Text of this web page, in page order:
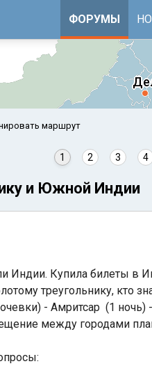
ФОРУМЫ
море
маршрут
1 2 3 4
и Южной Индии
Купила билеты в
треугольнику, кто
- Амритсар (1
между городами